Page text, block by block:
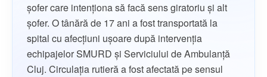
șofer care intenționa să facă sens giratoriu și alt
șofer. O tânără de 17 ani a fost transportată la
spital cu afecțiuni ușoare după intervenția
echipajelor SMURD și Serviciului de Ambulanță
Cluj. Circulația rutieră a fost afectată pe sensul